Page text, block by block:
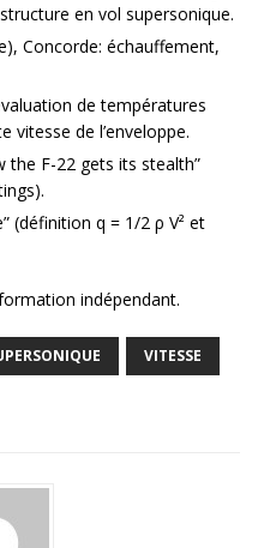
en vol supersonique.
Concorde: échauffement,
de températures
vitesse de l’enveloppe.
the F-22 gets its stealth”
(définition q = 1/2 ρ V² et
indépendant.
VITESSE